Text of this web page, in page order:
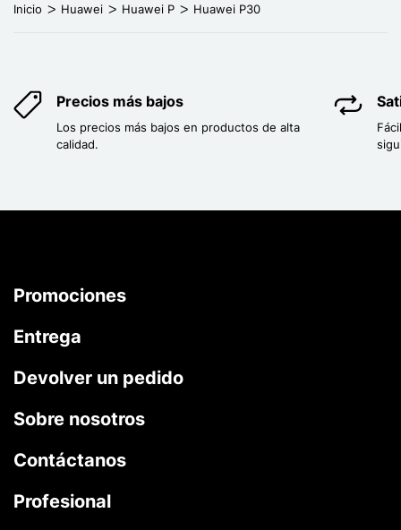
Inicio Huawei Huawei P Huawei P30
Precios más bajos
Los precios más bajos en productos de alta
calidad.
Promociones
Entrega
Devolver un pedido
Sobre nosotros
Contáctanos
Profesional